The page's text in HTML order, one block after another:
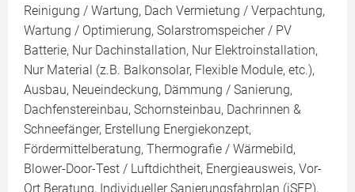
Reinigung / Wartung, Dach Vermietung / Verpachtung,
Wartung / Optimierung, Solarstromspeicher / PV
Batterie, Nur Dachinstallation, Nur Elektroinstallation,
Nur Material (z.B. Balkonsolar, Flexible Module, etc.),
Ausbau, Neueindeckung, Dämmung / Sanierung,
Dachfenstereinbau, Schornsteinbau, Dachrinnen &
Schneefänger, Erstellung Energiekonzept,
Fördermittelberatung, Thermografie / Wärmebild,
Blower-Door-Test / Luftdichtheit, Energieausweis, Vor-
Ort Beratung, Individueller Sanierungsfahrplan (iSFP),